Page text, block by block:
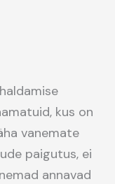
kus on
vanemate
paigutus, ei
annavad